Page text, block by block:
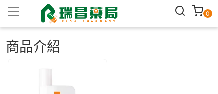
0
商品介紹